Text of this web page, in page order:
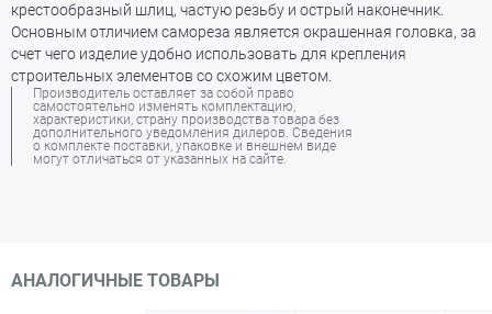
крестообразный шлиц, частую резьбу и острый наконечник.
Основным отличием самореза является окрашенная головка, за
счет чего изделие удобно использовать для крепления
строительных элементов со схожим цветом.
Производитель оставляет за собой право
самостоятельно изменять комплектацию,
характеристики, страну производства товара без
дополнительного уведомления дилеров. Сведения
о комплекте поставки, упаковке и внешнем виде
могут отличаться от указанных на сайте.
АНАЛОГИЧНЫЕ ТОВАРЫ